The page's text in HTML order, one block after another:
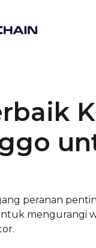
peranan
mengurangi